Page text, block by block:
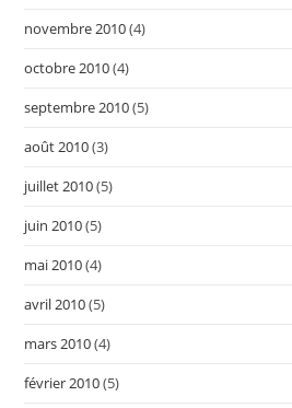
novembre 2010(4)
octobre 2010(4)
septembre 2010(5)
août 2010(3)
juillet 2010(5)
juin 2010(5)
mai 2010(4)
avril 2010(5)
mars 2010(4)
février 2010(5)